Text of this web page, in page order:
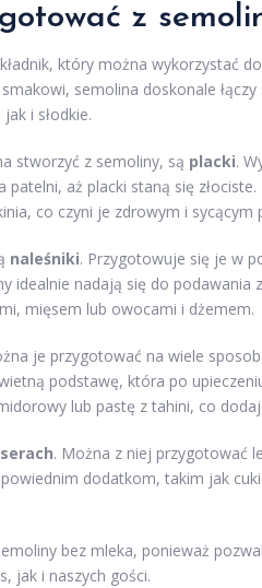
z
który można wykorzystać
semolina doskonale łączy
i słodkie.
stworzyć z semoliny, są placki.
aż placki staną się
co czyni je zdrowym i sycącym
naleśniki. Przygotowuje się je w
idealnie nadają się do
mięsem lub owocami i dżemem.
je przygotować na wiele
podstawę, która po
lub pastę z tahini, co
. Można z niej przygotować
dodatkom, takim jak
bez mleka, ponieważ
jak i naszych gości.